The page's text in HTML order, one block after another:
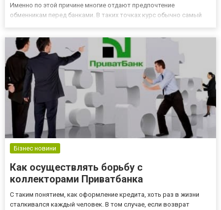
Именно по этой причине многие отдают предпочтение
обменникам перед банками. В таких точках курс обычно самый
недостато...
Бізнес новини
Как осуществлять борьбу с
коллекторами Приватбанка
С таким понятием, как оформление кредита, хоть раз в жизни
сталкивался каждый человек. В том случае, если возврат